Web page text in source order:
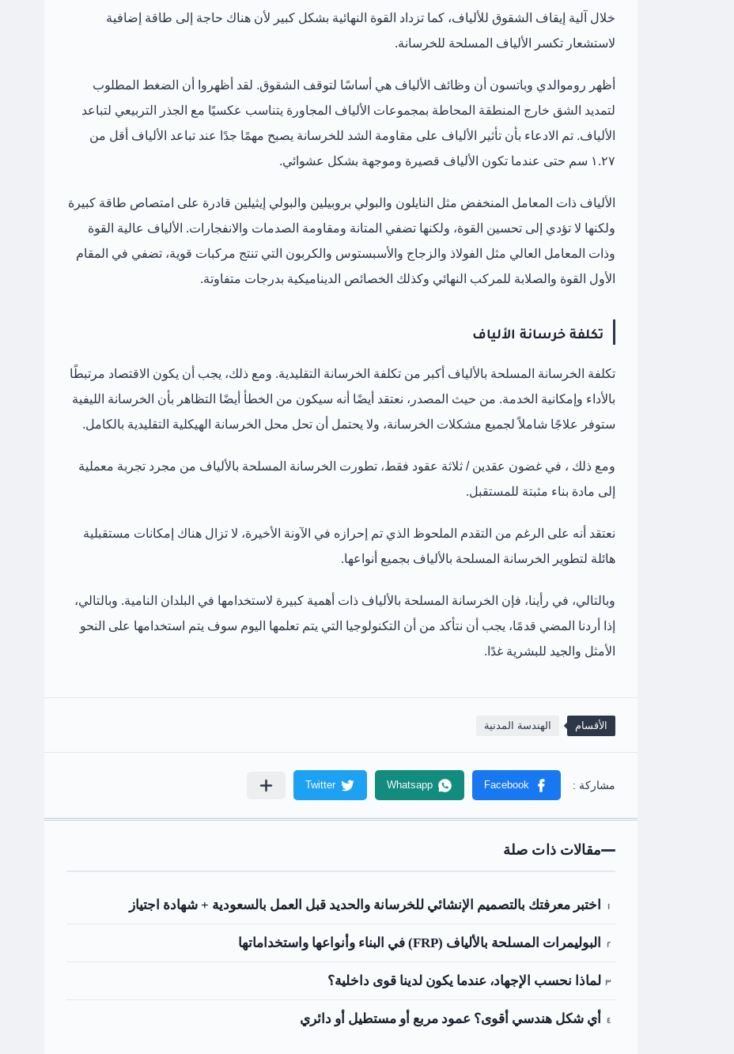
خلال آلية إيقاف الشقوق للألياف، كما تزداد القوة النهائية بشكل كبير لأن هناك حاجة إلى طاقة إضافية
لاستشعار تكسر الألياف المسلحة للخرسانة.
أظهر روموالدي وباتسون أن وظائف الألياف هي أساسًا لتوقف الشقوق. لقد أظهروا أن الضغط المطلوب
لتمديد الشق خارج المنطقة المحاطة بمجموعات الألياف المجاورة يتناسب عكسيًا مع الجذر التربيعي لتباعد
الألياف. تم الادعاء بأن تأثير الألياف على مقاومة الشد للخرسانة يصبح مهمًا جدًا عند تباعد الألياف أقل من
١.٢٧ سم حتى عندما تكون الألياف قصيرة وموجهة بشكل عشوائي.
الألياف ذات المعامل المنخفض مثل النايلون والبولي بروبيلين والبولي إيثيلين قادرة على امتصاص طاقة كبيرة
ولكنها لا تؤدي إلى تحسين القوة، ولكنها تضفي المتانة ومقاومة الصدمات والانفجارات. الألياف عالية القوة
وذات المعامل العالي مثل الفولاذ والزجاج والأسبستوس والكربون التي تنتج مركبات قوية، تضفي في المقام
الأول القوة والصلابة للمركب النهائي وكذلك الخصائص الديناميكية بدرجات متفاوتة.
تكلفة خرسانة الألياف
تكلفة الخرسانة المسلحة بالألياف أكبر من تكلفة الخرسانة التقليدية. ومع ذلك، يجب أن يكون الاقتصاد مرتبطًا
بالأداء وإمكانية الخدمة. من حيث المصدر، نعتقد أيضًا أنه سيكون من الخطأ أيضًا التظاهر بأن الخرسانة الليفية
ستوفر علاجًا شاملاً لجميع مشكلات الخرسانة، ولا يحتمل أن تحل محل الخرسانة الهيكلية التقليدية بالكامل.
ومع ذلك ، في غضون عقدين / ثلاثة عقود فقط، تطورت الخرسانة المسلحة بالألياف من مجرد تجربة معملية
إلى مادة بناء مثبتة للمستقبل.
نعتقد أنه على الرغم من التقدم الملحوظ الذي تم إحرازه في الآونة الأخيرة، لا تزال هناك إمكانات مستقبلية
هائلة لتطوير الخرسانة المسلحة بالألياف بجميع أنواعها.
وبالتالي، في رأينا، فإن الخرسانة المسلحة بالألياف ذات أهمية كبيرة لاستخدامها في البلدان النامية. وبالتالي،
إذا أردنا المضي قدمًا، يجب أن نتأكد من أن التكنولوجيا التي يتم تعلمها اليوم سوف يتم استخدامها على النحو
الأمثل والجيد للبشرية غدًا.
الأقسام الهندسة المدنية
مقالات ذات صلة
اختبر معرفتك بالتصميم الإنشائي للخرسانة والحديد قبل العمل بالسعودية + شهادة اجتياز
البوليمرات المسلحة بالألياف (FRP) في البناء وأنواعها واستخداماتها
لماذا نحسب الإجهاد، عندما يكون لدينا قوى داخلية؟
أي شكل هندسي أقوى؟ عمود مربع أو مستطيل أو دائري